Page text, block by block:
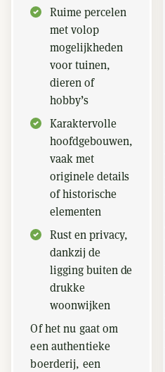
Ruime percelen
met volop
mogelijkheden
voor tuinen,
dieren of
hobby’s
Karaktervolle
hoofdgebouwen,
vaak met
originele details
of historische
elementen
Rust en privacy,
dankzij de
ligging buiten de
drukke
woonwijken
Of het nu gaat om
een authentieke
boerderij, een